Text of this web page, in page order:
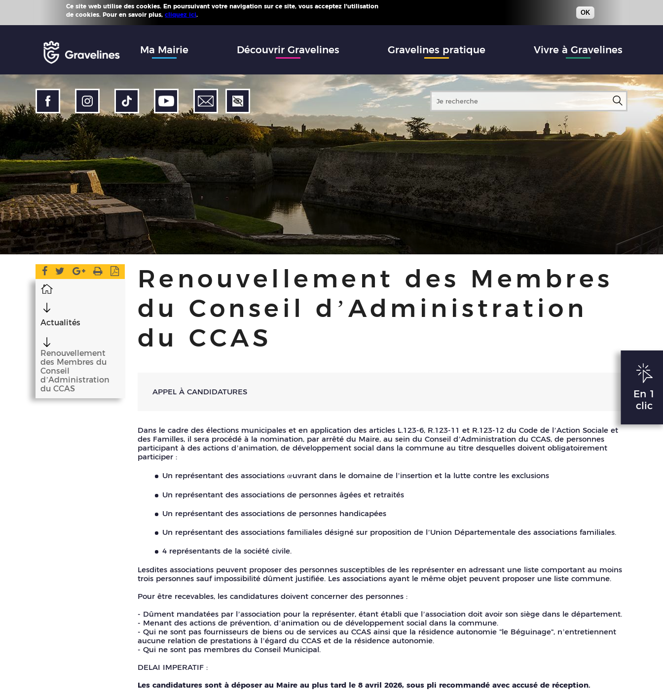
Ce site web utilise des cookies. En poursuivant votre navigation sur ce site, vous acceptez l'utilisation
de cookies. Pour en savoir plus,cliquez ici. OK
En 1
clic
Ma Mairie Découvrir Gravelines Gravelines pratique Vivre à Gravelines
Accueil
Actualités
Renouvellement
des Membres du
Conseil
d’Administration
du CCAS
Renouvellement des Membres
du Conseil d’Administration
du CCAS
APPEL À CANDIDATURES
Dans le cadre des élections municipales et en application des articles L.123-6, R.123-11 et R.123-12 du Code de l’Action Sociale et
des Familles, il sera procédé à la nomination, par arrêté du Maire, au sein du Conseil d’Administration du CCAS, de personnes
participant à des actions d’animation, de développement social dans la commune au titre desquelles doivent obligatoirement
participer :
Un représentant des associations œuvrant dans le domaine de l’insertion et la lutte contre les exclusions
Un représentant des associations de personnes âgées et retraités
Un représentant des associations de personnes handicapées
Un représentant des associations familiales désigné sur proposition de l’Union Départementale des associations familiales.
4 représentants de la société civile.
Lesdites associations peuvent proposer des personnes susceptibles de les représenter en adressant une liste comportant au moins
trois personnes sauf impossibilité dûment justifiée. Les associations ayant le même objet peuvent proposer une liste commune.
Pour être recevables, les candidatures doivent concerner des personnes :
- Dûment mandatées par l’association pour la représenter, étant établi que l’association doit avoir son siège dans le département.
- Menant des actions de prévention, d’animation ou de développement social dans la commune.
- Qui ne sont pas fournisseurs de biens ou de services au CCAS ainsi que la résidence autonomie "le Béguinage", n’entretiennent
aucune relation de prestations à l’égard du CCAS et de la résidence autonomie.
- Qui ne sont pas membres du Conseil Municipal.
DELAI IMPERATIF :
Les candidatures sont à déposer au Maire au plus tard le 8 avril 2026, sous pli recommandé avec accusé de réception.